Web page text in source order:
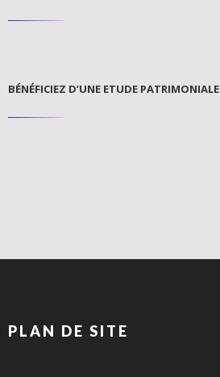
BÉNÉFICIEZ D’UNE ETUDE PATRIMONIALE
PLAN DE SITE